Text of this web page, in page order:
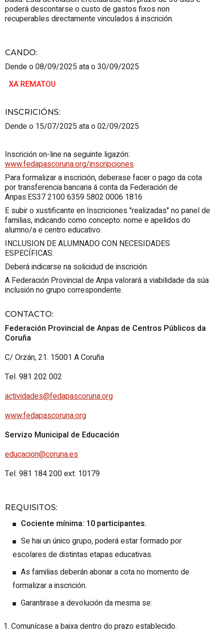
poderá descontarse o custo de gastos fixos non
recuperables directamente vinculados á inscrición.
CANDO:
Dende o 08/09/2025 ata o 30/09/2025
XA REMATOU
INSCRICIÓNS:
Dende o 15/07/2025 ata o 02/09/2025
Inscrición on-line na seguinte ligazón:
www.fedapascoruna.org/inscripciones
Para formalizar a inscrición, deberase facer o pago da cota
por transferencia bancaria á conta da Federación de
Anpas:ES37 2100 6359 5802 0006 1816
E subir o xustificante en Inscriciones "realizadas" no panel de
familias, indicando como concepto: nome e apelidos do
alumno/a e centro educativo.
INCLUSION DE ALUMNADO CON NECESIDADES
ESPECÍFICAS:
Deberá indicarse na solicidud de inscrición.
A Federación Provincial de Anpa valorará a viabilidade da súa
inclusión no grupo correspondente.
CONTACTO:
Federación Provincial de Anpas de Centros Públicos da
Coruña
C/ Orzán, 21. 15001 A Coruña
Tel. 981 202 002
actividades@fedapascoruna.org
www.fedapascoruna.org
Servizo Municipal de Educación
educacion@coruna.es
Tel: 981 184 200 ext: 10179
REQUISITOS:
Cociente mínima: 10 participantes.
Se hai un único grupo, poderá estar formado por
escolares de distintas etapas educativas.
As familias deberán abonar a cota no momento de
formalizar a inscrición.
Garantirase a devolución da mesma se:
Comunícase a baixa dentro do prazo establecido.